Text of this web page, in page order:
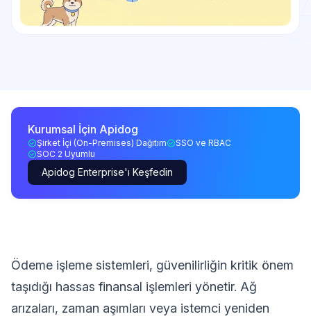
Kurumsal İçin Apidog
Şirket İçi (On-Premises) Dağıtım
SSO ve RBAC
SOC 2 Uyumlu
Apidog Enterprise'ı Keşfedin
Ödeme işleme sistemleri, güvenilirliğin kritik önem
taşıdığı hassas finansal işlemleri yönetir. Ağ
arızaları, zaman aşımları veya istemci yeniden